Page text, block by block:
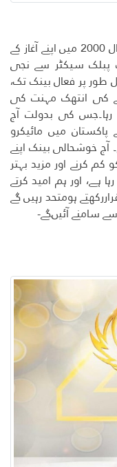
خوشحالی مائیکرو فنانس بینک لمیٹڈ سال 2000 میں اپنے آغاز کے
پبلک سیکٹر سے نجی
طور پر فعال بینک تک،
کی انتھک مہنت کی
رہا۔جس کی بدولت آج
میں مائیکرو
خوشحالی بینک اپنے
کرنے اور مزید بہتر
ہے، اور ہم امید کرتے
ہومتحد رہیں گے
سامنے آئیںگے-